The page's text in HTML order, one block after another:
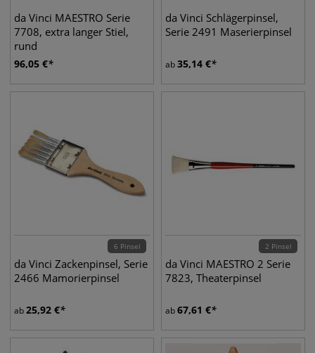
da Vinci MAESTRO Serie
7708, extra langer Stiel,
rund
96,05 €
da Vinci Schlägerpinsel,
Serie 2491 Maserierpinsel
ab35,14 €
6 Pinsel
da Vinci Zackenpinsel, Serie
2466 Mamorierpinsel
ab25,92 €
2 Pinsel
da Vinci MAESTRO 2 Serie
7823, Theaterpinsel
ab67,61 €